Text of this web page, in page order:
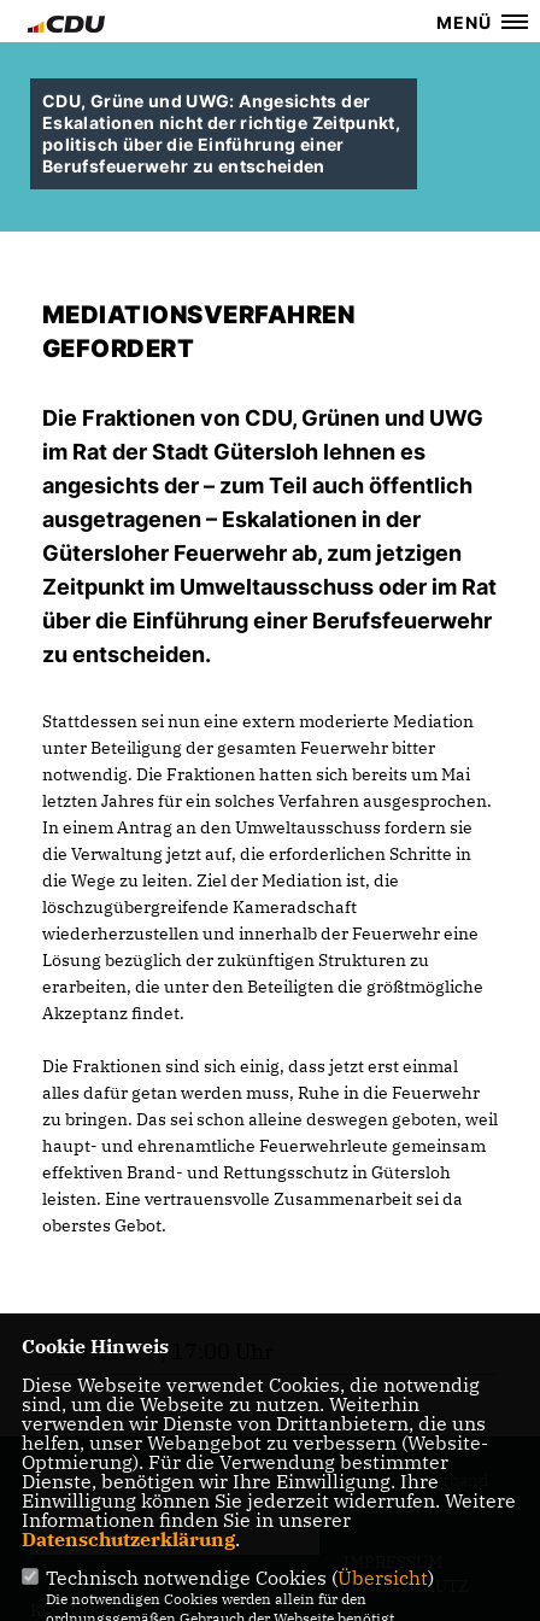
MENÜ
CDU, Grüne und UWG: Angesichts der
Eskalationen nicht der richtige Zeitpunkt,
politisch über die Einführung einer
Berufsfeuerwehr zu entscheiden
MEDIATIONSVERFAHREN
GEFORDERT
Die Fraktionen von CDU, Grünen und UWG
im Rat der Stadt Gütersloh lehnen es
angesichts der – zum Teil auch öffentlich
ausgetragenen – Eskalationen in der
Gütersloher Feuerwehr ab, zum jetzigen
Zeitpunkt im Umweltausschuss oder im Rat
über die Einführung einer Berufsfeuerwehr
zu entscheiden.
Stattdessen sei nun eine extern moderierte Mediation
unter Beteiligung der gesamten Feuerwehr bitter
notwendig. Die Fraktionen hatten sich bereits um Mai
letzten Jahres für ein solches Verfahren ausgesprochen.
In einem Antrag an den Umweltausschuss fordern sie
die Verwaltung jetzt auf, die erforderlichen Schritte in
die Wege zu leiten. Ziel der Mediation ist, die
löschzugübergreifende Kameradschaft
wiederherzustellen und innerhalb der Feuerwehr eine
Lösung bezüglich der zukünftigen Strukturen zu
erarbeiten, die unter den Beteiligten die größtmögliche
Akzeptanz findet.
Die Fraktionen sind sich einig, dass jetzt erst einmal
alles dafür getan werden muss, Ruhe in die Feuerwehr
zu bringen. Das sei schon alleine deswegen geboten, weil
haupt- und ehrenamtliche Feuerwehrleute gemeinsam
effektiven Brand- und Rettungsschutz in Gütersloh
leisten. Eine vertrauensvolle Zusammenarbeit sei da
oberstes Gebot.
03.02.2011, 17:00 Uhr
CDU-Stadtverband
Gütersloh
DATENSCHUTZ
KONTAKT
Cookie Hinweis
Diese Webseite verwendet Cookies, die notwendig
sind, um die Webseite zu nutzen. Weiterhin
verwenden wir Dienste von Drittanbietern, die uns
helfen, unser Webangebot zu verbessern (Website-
Optmierung). Für die Verwendung bestimmter
Dienste, benötigen wir Ihre Einwilligung. Ihre
Einwilligung können Sie jederzeit widerrufen. Weitere
Informationen finden Sie in unserer
Datenschutzerklärung.
Technisch notwendige Cookies (Übersicht)
Die notwendigen Cookies werden allein für den